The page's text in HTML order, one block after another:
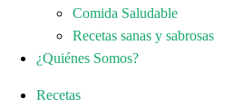
Comida Saludable
Recetas sanas y sabrosas
¿Quiénes Somos?
Recetas